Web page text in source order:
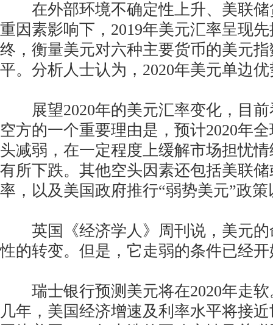
在外部环境不确定性上升、美联储
重因素影响下，2019年美元汇率呈现
终，衡量美元对六种主要货币的美元
平。分析人士认为，2020年美元单边
展望2020年的美元汇率变化，目前
空方的一个重要理由是，预计2020年
头减弱，在一定程度上缓解市场担忧
有所下跌。其他空头因素还包括美联
率，以及美国政府推行“弱势美元”政
英国《经济学人》周刊说，美元的
性的转变。但是，它走弱的条件已经
瑞士银行预测美元将在2020年走软
几年，美国经济增速及利率水平将接